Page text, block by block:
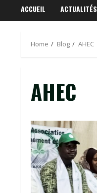
ACCUEIL ACTUALITÉS
Home Blog AHEC
AHEC